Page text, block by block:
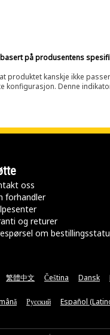
på produsentens
produktet kanskje ikke
Denne
oss
forhandler
og returer
om
繁體中文 Čeština Dansk
Русский Español